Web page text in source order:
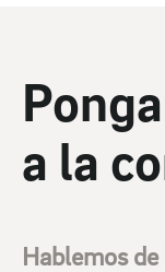
a la
Hablemos